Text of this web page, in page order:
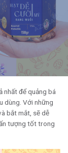
nhất để quảng bá
dùng. Với những
bắt mắt, sẽ dễ
tượng tốt trong